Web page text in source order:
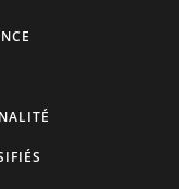
UGT DIGITAL